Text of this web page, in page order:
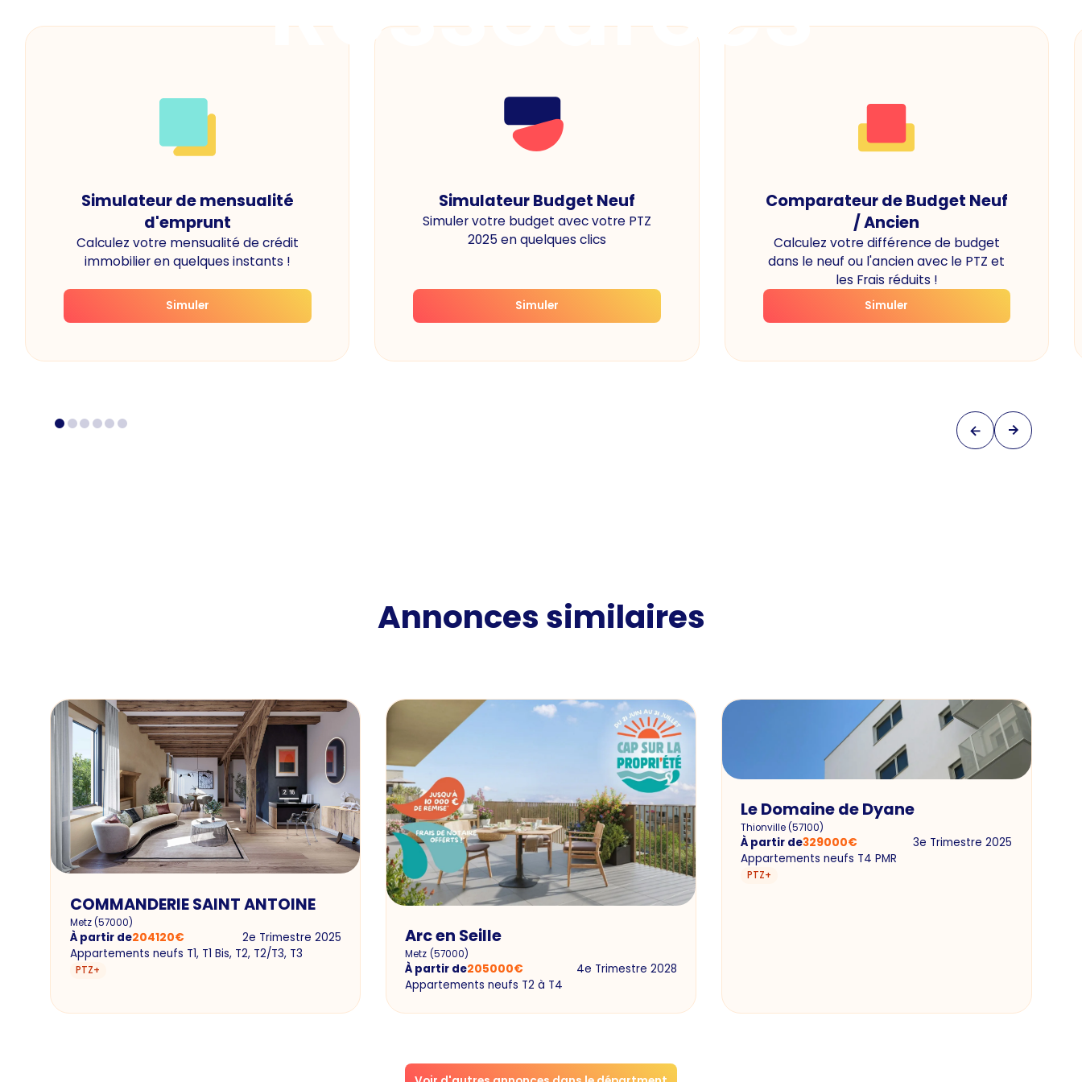
Simulateur de mensualité
d'emprunt
Calculez votre mensualité de crédit
immobilier en quelques instants !
Simuler
Simulateur Budget Neuf
Simuler votre budget avec votre PTZ
2025 en quelques clics
Simuler
Comparateur de Budget Neuf
/ Ancien
Calculez votre différence de budget
dans le neuf ou l'ancien avec le PTZ et
les Frais réduits !
Simuler
Annonces similaires
COMMANDERIE SAINT ANTOINE
Metz (57000)
À partir de204120€
2e Trimestre 2025
Appartements neufs T1, T1 Bis, T2, T2/T3, T3
PTZ+
Arc en Seille
Metz (57000)
À partir de205000€
4e Trimestre 2028
Appartements neufs T2 à T4
Le Domaine de Dyane
Thionville (57100)
À partir de329000€
3e Trimestre 2025
Appartements neufs T4 PMR
PTZ+